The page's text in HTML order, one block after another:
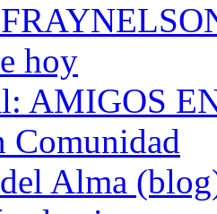
hoy
AMIGOS
Comunidad
Alma